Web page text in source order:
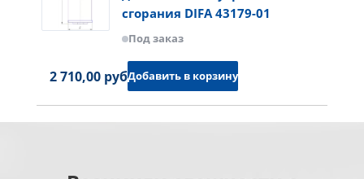
сгорания DIFA 43179-01
Под заказ
2 710,00 руб.Добавить в корзину